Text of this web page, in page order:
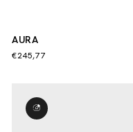
AURA
€245,77